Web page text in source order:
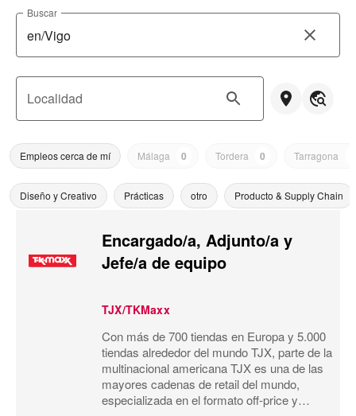
Buscar
Localidad
Empleos cerca de mí Málaga 0 Tordera 0 Tarragona
Diseño y Creativo Prácticas otro Producto & Supply Chain
Encargado/a, Adjunto/a y
Jefe/a de equipo
TJX/TKMaxx
Con más de 700 tiendas en Europa y 5.000
tiendas alrededor del mundo TJX, parte de la
multinacional americana TJX es una de las
mayores cadenas de retail del mundo,
especializada en el formato off-price y